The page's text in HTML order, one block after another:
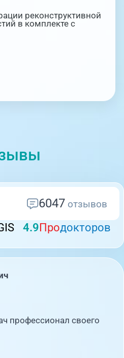
реконструктивной
в комплекте с
6047 отзывов
4.9Продокторов
профессионал своего